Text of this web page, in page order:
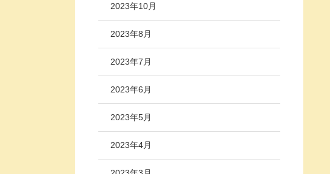
2023年10月
2023年8月
2023年7月
2023年6月
2023年5月
2023年4月